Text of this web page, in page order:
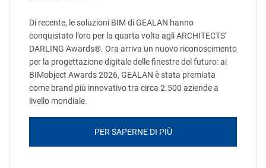
Di recente, le soluzioni BIM di GEALAN hanno
conquistato l’oro per la quarta volta agli ARCHITECTS’
DARLING Awards®. Ora arriva un nuovo riconoscimento
per la progettazione digitale delle finestre del futuro: ai
BIMobject Awards 2026, GEALAN è stata premiata
come brand più innovativo tra circa 2.500 aziende a
livello mondiale.
PER SAPERNE DI PIÙ